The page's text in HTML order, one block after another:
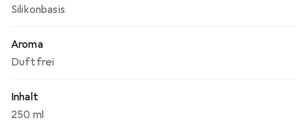
Silikonbasis
Aroma
Duftfrei
Inhalt
250 ml